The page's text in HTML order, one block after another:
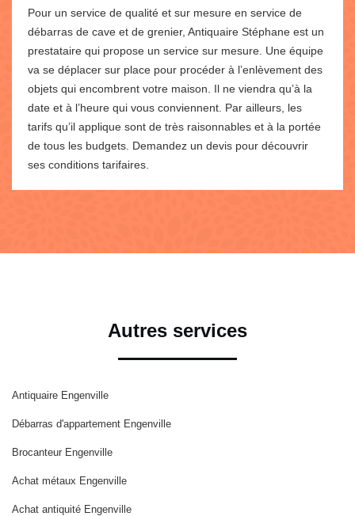
Pour un service de qualité et sur mesure en service de
débarras de cave et de grenier, Antiquaire Stéphane est un
prestataire qui propose un service sur mesure. Une équipe
va se déplacer sur place pour procéder à l’enlèvement des
objets qui encombrent votre maison. Il ne viendra qu’à la
date et à l’heure qui vous conviennent. Par ailleurs, les
tarifs qu’il applique sont de très raisonnables et à la portée
de tous les budgets. Demandez un devis pour découvrir
ses conditions tarifaires.
Autres services
Antiquaire Engenville
Débarras d'appartement Engenville
Brocanteur Engenville
Achat métaux Engenville
Achat antiquité Engenville